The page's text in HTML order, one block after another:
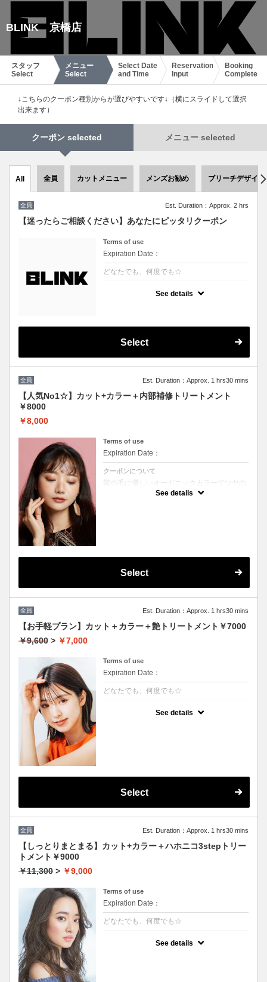
BLINK 京橋店
スタッフ
Select
メニュー
Select
Select Date
and Time
Reservation
Input
Booking
Complete
↓こちらのクーポン種別からが選びやすいです↓（横にスライドして選択
出来ます）
クーポン selected メニュー selected
All 全員 カットメニュー メンズお勧め ブリーチデザイン
全員 Est. Duration：Approx. 2 hrs
【迷ったらご相談ください】あなたにピッタリクーポン
Terms of use
Expiration Date：
どなたでも、何度でも☆
提案させていただきます！
ボタンをご選択ください。
※縮毛矯正を悩まれている方は必ず縮毛矯正
ボタンをご選択ください。
See details
Select
全員 Est. Duration：Approx. 1 hrs30 mins
【人気No1☆】カット+カラー＋内部補修トリートメント
￥8000
￥8,000
Terms of use
Expiration Date：
クーポンについて
髪の毛に優しいオーガニックカラーでツヤの
ある質感★内部補修トリートメント付 ★白髪
See details
Select
全員 Est. Duration：Approx. 1 hrs30 mins
【お手軽プラン】カット＋カラー＋艶トリートメント￥7000
￥9,600 > ￥7,000
Terms of use
Expiration Date：
どなたでも、何度でも☆
See details
Select
全員 Est. Duration：Approx. 1 hrs30 mins
【しっとりまとまる】カット+カラー＋ハホニコ3stepトリー
トメント￥9000
￥11,300 > ￥9,000
Terms of use
Expiration Date：
どなたでも、何度でも☆
See details